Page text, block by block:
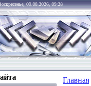
09.08.2026, 09:28
Главная